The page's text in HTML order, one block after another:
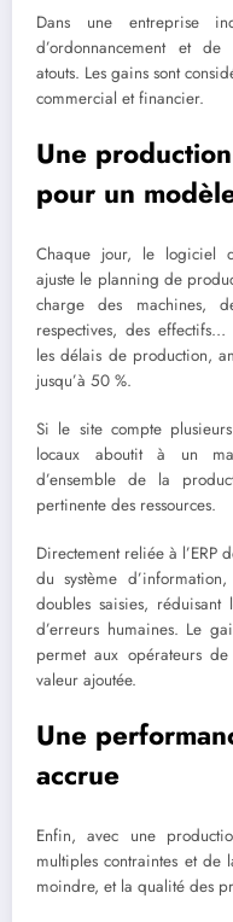
Dans une entreprise
d’ordonnancement et
atouts. Les gains sont
commercial et financier.
Une
pour un
Chaque jour, le logiciel
ajuste le planning de
charge des machines,
respectives, des
les délais de production,
jusqu’à 50 %.
Si le site compte
locaux aboutit à un
d’ensemble de la
pertinente des ressources.
Directement reliée à l’ERP
du système
doubles saisies,
d’erreurs humaines. Le
permet aux opérateurs
valeur ajoutée.
Une
accrue
Enfin, avec une
multiples contraintes et de
moindre, et la qualité des